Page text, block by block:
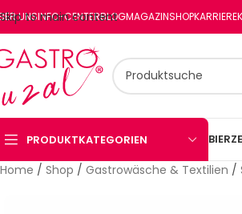
Skip to main content
UNSINFO-CENTERBLOGMAGAZINSHOPKARRIERE
PRODUKTKATEGORIEN
Home / Shop / Gastrowäsche & Textilien /